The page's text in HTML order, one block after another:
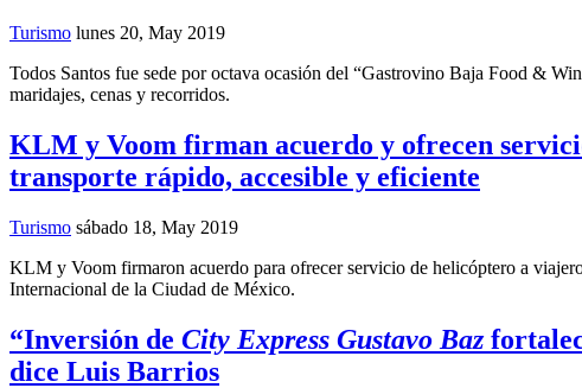
Turismo lunes 20, May 2019
Todos Santos fue sede por octava ocasión del “Gastrovino Baja Food &
maridajes, cenas y recorridos.
KLM y Voom firman acuerdo y ofrecen
transporte rápido, accesible y eficiente
Turismo sábado 18, May 2019
KLM y Voom firmaron acuerdo para ofrecer servicio de helicóptero a
Internacional de la Ciudad de México.
“Inversión de City Express Gustavo Baz
dice Luis Barrios